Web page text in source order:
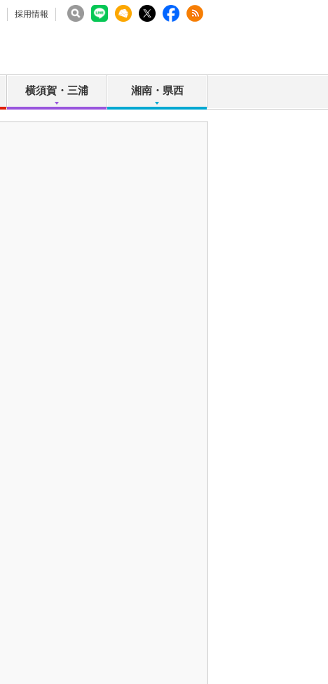
採用情報
横須賀・三浦 湘南・県西